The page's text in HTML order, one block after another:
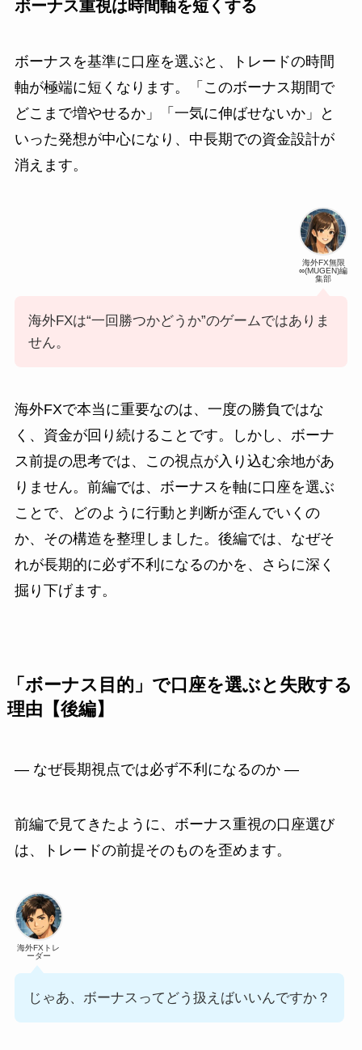
ボーナス重視は時間軸を短くする
ボーナスを基準に口座を選ぶと、トレードの時間
軸が極端に短くなります。「このボーナス期間で
どこまで増やせるか」「一気に伸ばせないか」と
いった発想が中心になり、中長期での資金設計が
消えます。
海外FX無限
∞(MUGEN)編
集部
海外FXは“一回勝つかどうか”のゲームではありま
せん。
海外FXで本当に重要なのは、一度の勝負ではな
く、資金が回り続けることです。しかし、ボーナ
ス前提の思考では、この視点が入り込む余地があ
りません。前編では、ボーナスを軸に口座を選ぶ
ことで、どのように行動と判断が歪んでいくの
か、その構造を整理しました。後編では、なぜそ
れが長期的に必ず不利になるのかを、さらに深く
掘り下げます。
「ボーナス目的」で口座を選ぶと失敗する
理由【後編】
― なぜ長期視点では必ず不利になるのか ―
前編で見てきたように、ボーナス重視の口座選び
は、トレードの前提そのものを歪めます。
海外FXトレ
ーダー
じゃあ、ボーナスってどう扱えばいいんですか？